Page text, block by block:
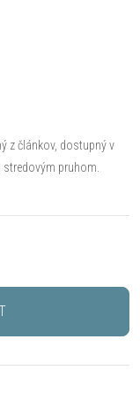
z článkov, dostupný v
pruhom.